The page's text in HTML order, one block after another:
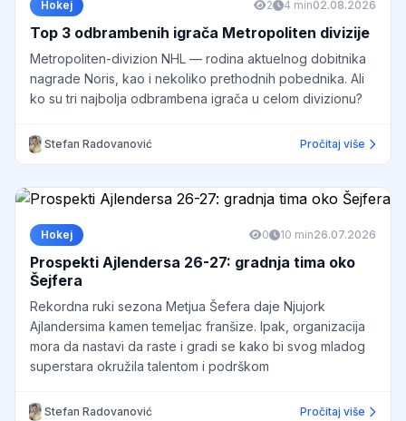
Hokej 2 4 min02.08.2026
Top 3 odbrambenih igrača Metropoliten divizije
Metropoliten-divizion NHL — rodina aktuelnog dobitnika
nagrade Noris, kao i nekoliko prethodnih pobednika. Ali
ko su tri najbolja odbrambena igrača u celom divizionu?
Stefan Radovanović Pročitaj više
Hokej 0 10 min26.07.2026
Prospekti Ajlendersa 26-27: gradnja tima oko
Šejfera
Rekordna ruki sezona Metjua Šefera daje Njujork
Ajlandersima kamen temeljac franšize. Ipak, organizacija
mora da nastavi da raste i gradi se kako bi svog mladog
superstara okružila talentom i podrškom
Stefan Radovanović Pročitaj više